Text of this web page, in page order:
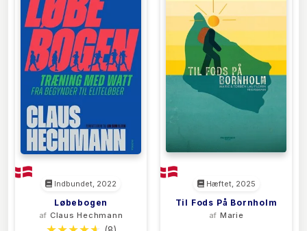
Indbundet, 2022
Løbebogen
af Claus Hechmann
Hæftet, 2025
Til Fods På Bornholm
af Marie